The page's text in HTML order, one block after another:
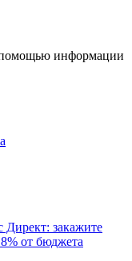
информации
Директ: закажите
от бюджета